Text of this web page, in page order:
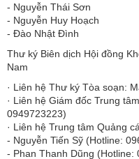
- Nguyễn Thái Sơn
- Nguyễn Huy Hoạch
- Đào Nhật Đình
Thư ký Biên dịch Hội đồng
Nam
· Liên hệ Thư ký Tòa soạn:
· Liên hệ Giám đốc Trung
0949723223)
· Liên hệ Trung tâm Quảng
- Nguyễn Tiến Sỹ (Hotline:
- Phan Thanh Dũng (Hotline: